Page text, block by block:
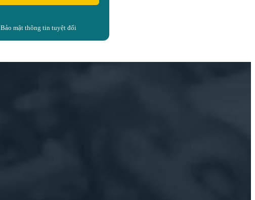
Bảo mật thông tin tuyệt đối